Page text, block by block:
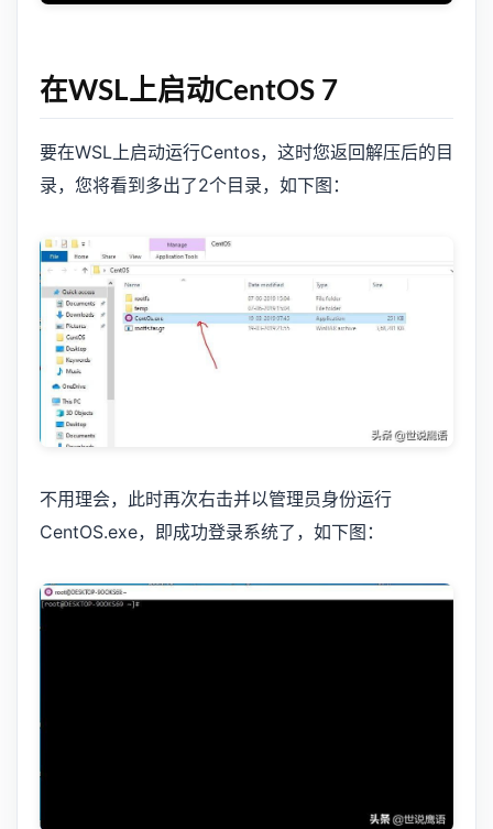
在WSL上启动CentOS 7
要在WSL上启动运行Centos，这时您返回解压后的目
录，您将看到多出了2个目录，如下图：
不用理会，此时再次右击并以管理员身份运行
CentOS.exe，即成功登录系统了，如下图：